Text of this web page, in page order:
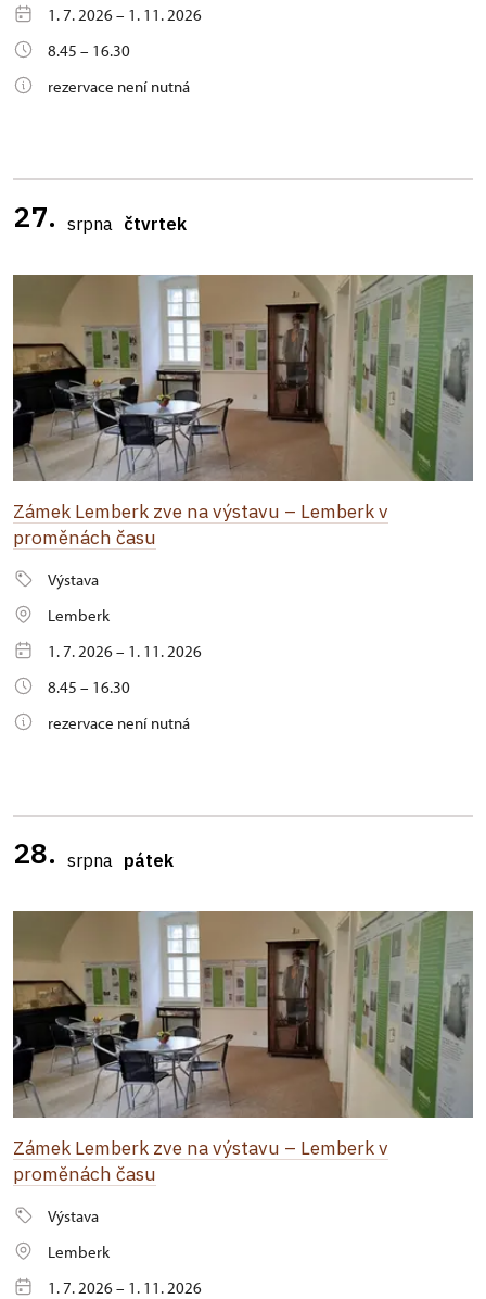
1. 7. 2026 – 1. 11. 2026
8.45 – 16.30
rezervace není nutná
27. srpna čtvrtek
Zámek Lemberk zve na výstavu – Lemberk v
proměnách času
Výstava
Lemberk
1. 7. 2026 – 1. 11. 2026
8.45 – 16.30
rezervace není nutná
28. srpna pátek
Zámek Lemberk zve na výstavu – Lemberk v
proměnách času
Výstava
Lemberk
1. 7. 2026 – 1. 11. 2026